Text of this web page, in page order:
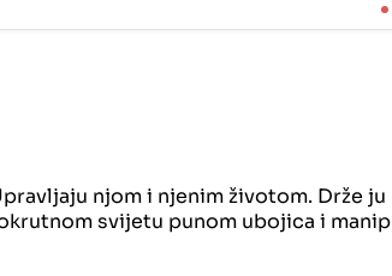
njom i njenim životom. Drže ju
svijetu punom ubojica i